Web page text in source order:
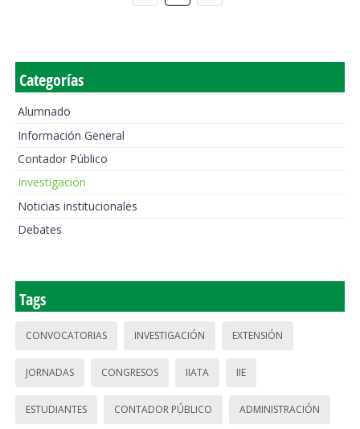
Categorías
Alumnado
Información General
Contador Público
Investigación
Noticias institucionales
Debates
Tags
CONVOCATORIAS INVESTIGACIÓN EXTENSIÓN
JORNADAS CONGRESOS IIATA IIE
ESTUDIANTES CONTADOR PÚBLICO ADMINISTRACIÓN